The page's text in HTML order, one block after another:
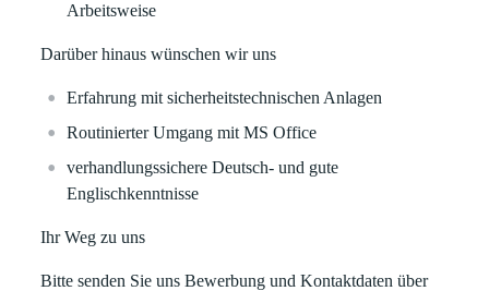
Arbeitsweise
Darüber hinaus wünschen wir uns
Erfahrung mit sicherheitstechnischen Anlagen
Routinierter Umgang mit MS Office
verhandlungssichere Deutsch- und gute
Englischkenntnisse
Ihr Weg zu uns
Bitte senden Sie uns Bewerbung und Kontaktdaten über